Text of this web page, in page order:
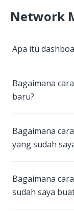
Network
Apa itu
Bagaimana
baru?
Bagaimana
yang sudah
Bagaimana
sudah saya